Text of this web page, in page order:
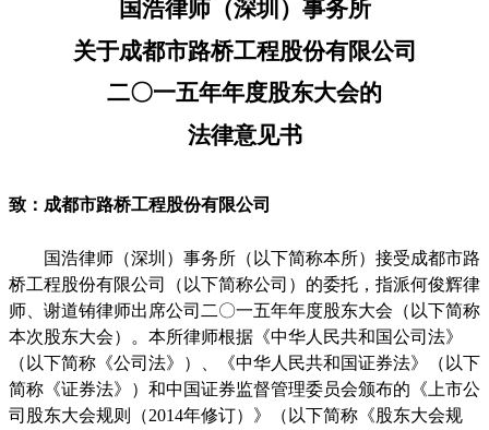
国浩律师（深圳）事务所
关于成都市路桥工程股份有限公司
二〇一五年年度股东大会的
法律意见书
致：成都市路桥工程股份有限公司
国浩律师（深圳）事务所（以下简称本所）接受成都市路
桥工程股份有限公司（以下简称公司）的委托，指派何俊辉律
师、谢道铕律师出席公司二〇一五年年度股东大会（以下简称
本次股东大会）。本所律师根据《中华人民共和国公司法》
（以下简称《公司法》）、《中华人民共和国证券法》（以下
简称《证券法》）和中国证券监督管理委员会颁布的《上市公
司股东大会规则（2014年修订）》（以下简称《股东大会规